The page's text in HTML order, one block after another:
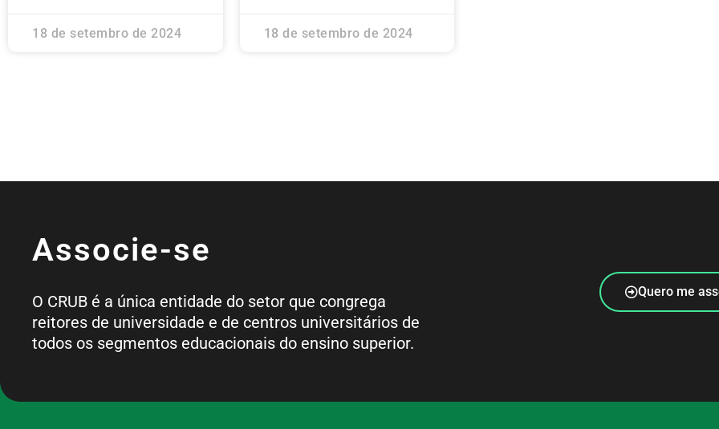
18 de setembro de 2024 18 de setembro de 2024
Associe-se
O CRUB é a única entidade do setor que congrega
reitores de universidade e de centros universitários de
todos os segmentos educacionais do ensino superior.
Quero me